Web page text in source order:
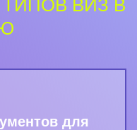
ВИЗ В
для